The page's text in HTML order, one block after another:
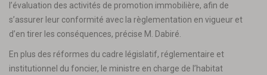
l’évaluation des activités de promotion immobilière, afin de
s’assurer leur conformité avec la règlementation en vigueur et
d’en tirer les conséquences, précise M. Dabiré.
En plus des réformes du cadre législatif, réglementaire et
institutionnel du foncier, le ministre en charge de l’habitat